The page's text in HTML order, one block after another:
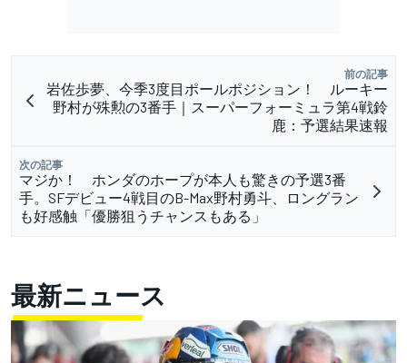
前の記事
岩佐歩夢、今季3度目ポールポジション！ ルーキー
野村が殊勲の3番手｜スーパーフォーミュラ第4戦鈴
鹿：予選結果速報
次の記事
マジか！ ホンダのホープが本人も驚きの予選3番
手。SFデビュー4戦目のB-Max野村勇斗、ロングラン
も好感触「優勝狙うチャンスもある」
最新ニュース